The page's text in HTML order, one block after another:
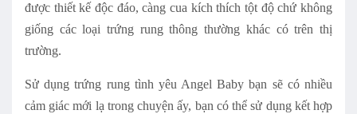
được thiết kế độc đáo, càng cua kích thích tột độ chứ không
giống các loại trứng rung thông thường khác có trên thị
trường.
Sử dụng trứng rung tình yêu Angel Baby bạn sẽ có nhiều
cảm giác mới lạ trong chuyện ấy, bạn có thể sử dụng kết hợp